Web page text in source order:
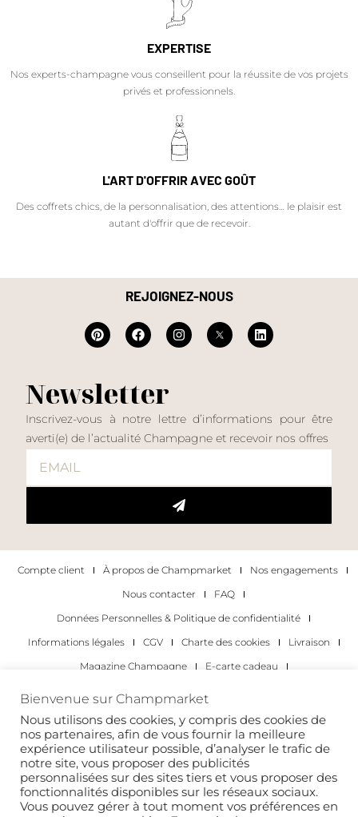
EXPERTISE
Nos experts-champagne vous conseillent pour la réussite de vos projets
privés et professionnels.
L'ART D'OFFRIR AVEC GOÛT
Des coffrets chics, de la personnalisation, des attentions… le plaisir est
autant d'offrir que de recevoir.
REJOIGNEZ-NOUS
Newsletter
Inscrivez-vous à notre lettre d’informations pour être
averti(e) de l’actualité Champagne et recevoir nos offres
Compte client À propos de Champmarket
Nos engagements
Nous contacter
FAQ
Données Personnelles & Politique de confidentialité
Informations légales
CGV Charte des cookies
Livraison
Magazine Champagne
E-carte cadeau
Les occasions pour déguster du champagne
Pour les particuliers
Pour les entreprises
Copyright 2022 © tous droits réservés. Champmarket.
Bienvenue sur Champmarket
Nous utilisons des cookies, y compris des cookies de
nos partenaires, afin de vous fournir la meilleure
expérience utilisateur possible, d’analyser le trafic de
notre site, vous proposer des publicités
personnalisées sur des sites tiers et vous proposer des
fonctionnalités disponibles sur les réseaux sociaux.
Vous pouvez gérer à tout moment vos préférences en